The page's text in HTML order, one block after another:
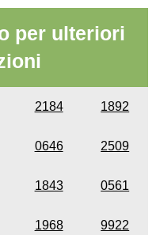
per ulteriori
2184 1892
0646 2509
1843 0561
1968 9922